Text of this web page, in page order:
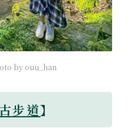
by ouu_han
步道】